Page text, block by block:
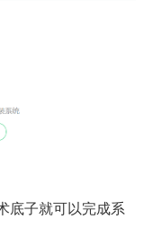
底子就可以完成系